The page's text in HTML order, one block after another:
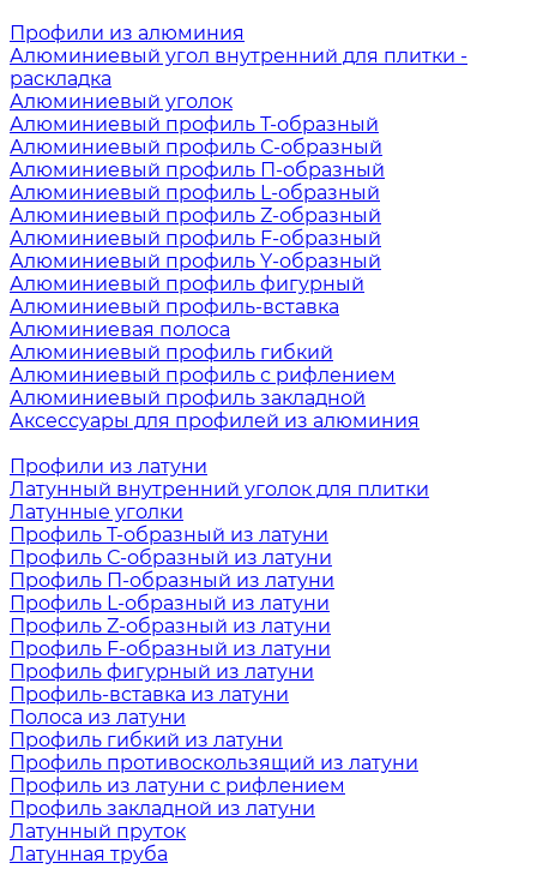
Профили из алюминия
Алюминиевый угол внутренний для плитки -
раскладка
Алюминиевый уголок
Алюминиевый профиль Т-образный
Алюминиевый профиль С-образный
Алюминиевый профиль П-образный
Алюминиевый профиль L-образный
Алюминиевый профиль Z-образный
Алюминиевый профиль F-образный
Алюминиевый профиль Y-образный
Алюминиевый профиль фигурный
Алюминиевый профиль-вставка
Алюминиевая полоса
Алюминиевый профиль гибкий
Алюминиевый профиль с рифлением
Алюминиевый профиль закладной
Аксессуары для профилей из алюминия
Профили из латуни
Латунный внутренний уголок для плитки
Латунные уголки
Профиль Т-образный из латуни
Профиль С-образный из латуни
Профиль П-образный из латуни
Профиль L-образный из латуни
Профиль Z-образный из латуни
Профиль F-образный из латуни
Профиль фигурный из латуни
Профиль-вставка из латуни
Полоса из латуни
Профиль гибкий из латуни
Профиль противоскользящий из латуни
Профиль из латуни с рифлением
Профиль закладной из латуни
Латунный пруток
Латунная труба